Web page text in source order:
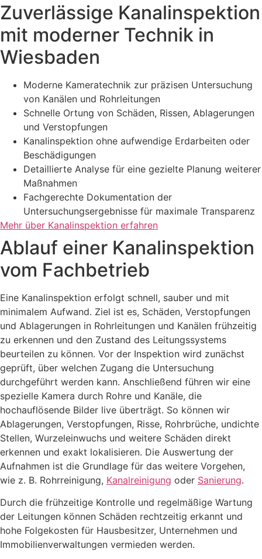
Zuverlässige Kanalinspektion
mit moderner Technik in
Wiesbaden
Moderne Kameratechnik zur präzisen Untersuchung
von Kanälen und Rohrleitungen
Schnelle Ortung von Schäden, Rissen, Ablagerungen
und Verstopfungen
Kanalinspektion ohne aufwendige Erdarbeiten oder
Beschädigungen
Detaillierte Analyse für eine gezielte Planung weiterer
Maßnahmen
Fachgerechte Dokumentation der
Untersuchungsergebnisse für maximale Transparenz
Mehr über Kanalinspektion erfahren
Ablauf einer Kanalinspektion
vom Fachbetrieb
Eine Kanalinspektion erfolgt schnell, sauber und mit
minimalem Aufwand. Ziel ist es, Schäden, Verstopfungen
und Ablagerungen in Rohrleitungen und Kanälen frühzeitig
zu erkennen und den Zustand des Leitungssystems
beurteilen zu können. Vor der Inspektion wird zunächst
geprüft, über welchen Zugang die Untersuchung
durchgeführt werden kann. Anschließend führen wir eine
spezielle Kamera durch Rohre und Kanäle, die
hochauflösende Bilder live überträgt. So können wir
Ablagerungen, Verstopfungen, Risse, Rohrbrüche, undichte
Stellen, Wurzeleinwuchs und weitere Schäden direkt
erkennen und exakt lokalisieren. Die Auswertung der
Aufnahmen ist die Grundlage für das weitere Vorgehen,
wie z. B. Rohrreinigung, Kanalreinigung oder Sanierung.
Durch die frühzeitige Kontrolle und regelmäßige Wartung
der Leitungen können Schäden rechtzeitig erkannt und
hohe Folgekosten für Hausbesitzer, Unternehmen und
Immobilienverwaltungen vermieden werden.